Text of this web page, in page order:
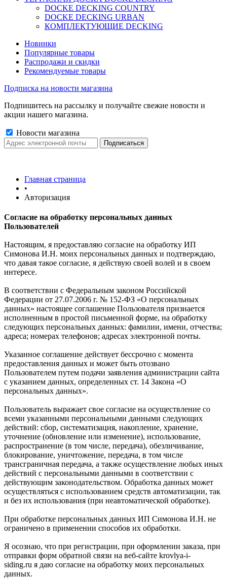
DOCKE DECKING COUNTRY
DOCKE DECKING URBAN
КОМПЛЕКТУЮЩИЕ DECKING
Новинки
Популярные товары
Распродажи и скидки
Рекомендуемые товары
Подписка на новости магазина
Подпишитесь на рассылку и получайте свежие новости и
акции нашего магазина.
Новости магазина
Главная страница
•
Авторизация
Согласие на обработку персональных данных
Пользователей
Настоящим, я предоставляю согласие на обработку ИП
Симонова И.Н. моих персональных данных и подтверждаю,
что давая такое согласие, я действую своей волей и в своем
интересе.
В соответствии с Федеральным законом Российской
Федерации от 27.07.2006 г. № 152-ФЗ «О персональных
данных» настоящее соглашение Пользователя признается
исполненным в простой письменной форме, на обработку
следующих персональных данных: фамилии, имени, отчества;
адреса; номерах телефонов; адресах электронной почты.
Указанное соглашение действует бессрочно с момента
предоставления данных и может быть отозвано
Пользователем путем подачи заявления администрации сайта
с указанием данных, определенных ст. 14 Закона «О
персональных данных».
Пользователь выражает свое согласие на осуществление со
всеми указанными персональными данными следующих
действий: сбор, систематизация, накопление, хранение,
уточнение (обновление или изменение), использование,
распространение (в том числе, передача), обезличивание,
блокирование, уничтожение, передача, в том числе
трансграничная передача, а также осуществление любых иных
действий с персональными данными в соответствии с
действующим законодательством. Обработка данных может
осуществляться с использованием средств автоматизации, так
и без их использования (при неавтоматической обработке).
При обработке персональных данных ИП Симонова И.Н. не
ограничено в применении способов их обработки.
Я осознаю, что при регистрации, при оформлении заказа, при
отправки форм обратной связи на веб-сайте krovlya-i-
siding.ru я даю согласие на обработку моих персональных
данных.